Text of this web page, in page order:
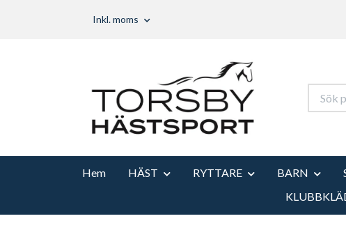
Inkl. moms
Hem HÄST RYTTARE BARN